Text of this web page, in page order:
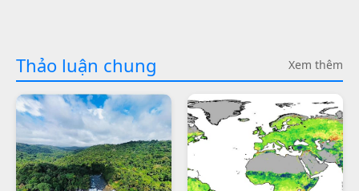
Thảo luận chung Xem thêm